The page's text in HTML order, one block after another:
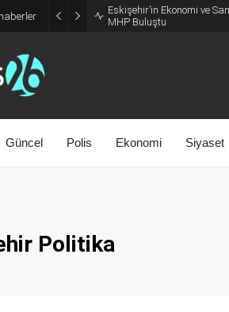
Eskişehir’in Ekonomi ve
MHP Buluştu
Güncel Polis Ekonomi Siyaset
Politika